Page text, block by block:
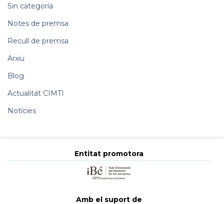
Sin categoría
Notes de premsa
Recull de premsa
Arxiu
Blog
Actualitat CIMTI
Notícies
Entitat promotora
Amb el suport de